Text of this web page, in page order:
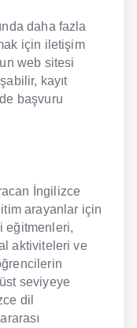
daha fazla
için iletişim
web sitesi
kayıt
başvuru
İngilizce
arayanlar için
eğitmenleri,
aktiviteleri ve
seviyeye
dil